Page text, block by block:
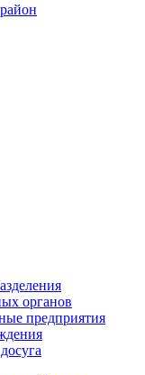
органов
предприятия